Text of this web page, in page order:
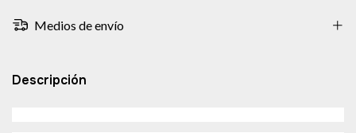
Medios de envío
Descripción